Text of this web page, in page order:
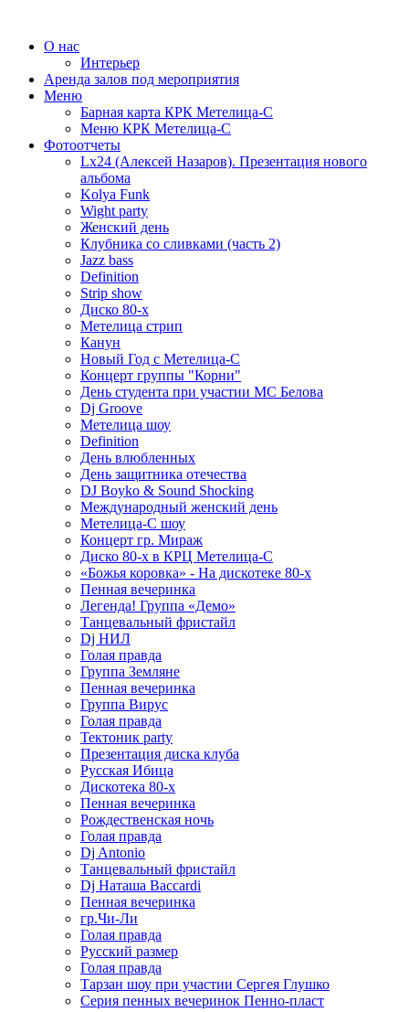
О нас
Интерьер
Аренда залов под мероприятия
Меню
Барная карта КРК Метелица-С
Меню КРК Метелица-С
Фотоотчеты
Lx24 (Алексей Назаров). Презентация нового
альбома
Kolya Funk
Wight party
Женский день
Клубника со сливками (часть 2)
Jazz bass
Definition
Strip show
Диско 80-х
Метелица стрип
Канун
Новый Год с Метелица-С
Концерт группы "Корни"
День студента при участии МС Белова
Dj Groove
Метелица шоу
Definition
День влюбленных
День защитника отечества
DJ Boyko & Sound Shocking
Международный женский день
Метелица-С шоу
Концерт гр. Мираж
Диско 80-х в КРЦ Метелица-С
«Божья коровка» - На дискотеке 80-х
Пенная вечеринка
Легенда! Группа «Демо»
Танцевальный фристайл
Dj НИЛ
Голая правда
Группа Земляне
Пенная вечеринка
Группа Вирус
Голая правда
Тектоник party
Презентация диска клуба
Русская Ибица
Дискотека 80-х
Пенная вечеринка
Рождественская ночь
Голая правда
Dj Antonio
Танцевальный фристайл
Dj Наташа Baccardi
Пенная вечеринка
гр.Чи-Ли
Голая правда
Русский размер
Голая правда
Тарзан шоу при участии Сергея Глушко
Серия пенных вечеринок Пенно-пласт